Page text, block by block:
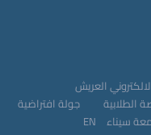
العريش
الطلابية
جولة افتراضية
سيناء EN